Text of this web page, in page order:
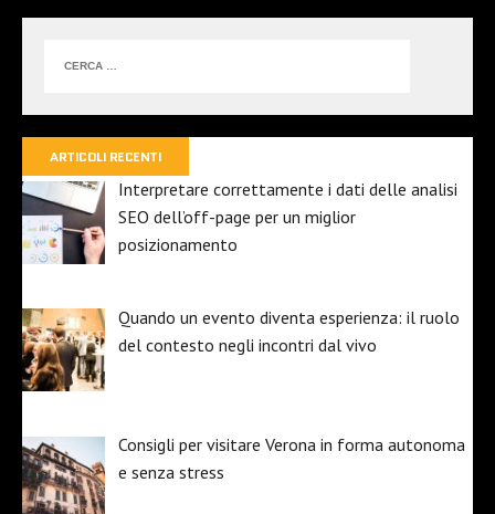
ARTICOLI RECENTI
Interpretare correttamente i dati delle analisi
SEO dell’off-page per un miglior
posizionamento
Quando un evento diventa esperienza: il ruolo
del contesto negli incontri dal vivo
Consigli per visitare Verona in forma autonoma
e senza stress